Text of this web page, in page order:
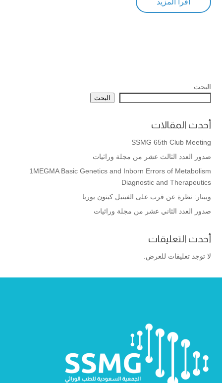
اقرأ المزيد
البحث
البحث
أحدث المقالات
SSMG 65th Club Meeting
صدور العدد الثالث عشر من مجلة وراثيات
1MEGMA Basic Genetics and Inborn Errors of Metabolism
Diagnostic and Therapeutics
ويبنار: نظرة عن قرب على الفينيل كيتون يوريا
صدور العدد الثاني عشر من مجلة وراثيات
أحدث التعليقات
لا توجد تعليقات للعرض.